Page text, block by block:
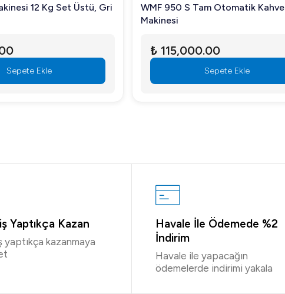
12 Kg Set Üstü, Gri
Sepete Ekle
WMF 950 S Tam Otomatik Kahve
Makinesi
₺ 115,000.00
Sepete Ekle
Yaptıkça Kazan
yaptıkça kazanmaya
Havale İle Ödemede %2
İndirim
Havale ile yapacağın
ödemelerde indirimi yakala